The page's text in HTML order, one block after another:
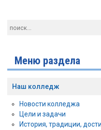
Меню раздела
Наш колледж
Новости колледжа
Цели и задачи
История, традиции,